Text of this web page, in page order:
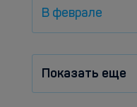
В феврале
Показать еще